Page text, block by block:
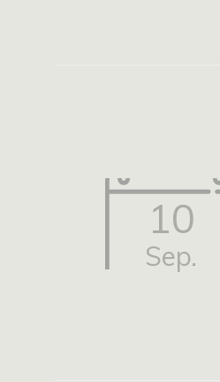
10
Sep.